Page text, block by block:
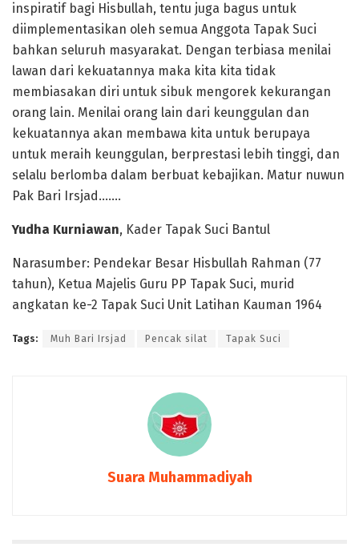
inspiratif bagi Hisbullah, tentu juga bagus untuk
diimplementasikan oleh semua Anggota Tapak Suci
bahkan seluruh masyarakat. Dengan terbiasa menilai
lawan dari kekuatannya maka kita kita tidak
membiasakan diri untuk sibuk mengorek kekurangan
orang lain. Menilai orang lain dari keunggulan dan
kekuatannya akan membawa kita untuk berupaya
untuk meraih keunggulan, berprestasi lebih tinggi, dan
selalu berlomba dalam berbuat kebajikan. Matur nuwun
Pak Bari Irsjad…….
Yudha Kurniawan, Kader Tapak Suci Bantul
Narasumber: Pendekar Besar Hisbullah Rahman (77
tahun), Ketua Majelis Guru PP Tapak Suci, murid
angkatan ke-2 Tapak Suci Unit Latihan Kauman 1964
Tags: Muh Bari Irsjad Pencak silat Tapak Suci
Suara Muhammadiyah